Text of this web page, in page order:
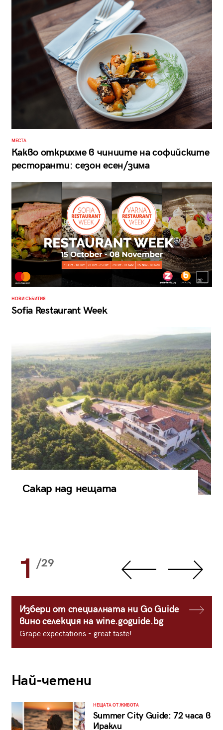
МЕСТА
Какво открихме в чиниите на софийските
ресторанти: сезон есен/зима
НОВИ СЪБИТИЯ
Sofia Restaurant Week
Сакар над нещата
1 /29
Избери от специалната ни Go Guide
вино селекция на wine.goguide.bg
Grape expectations - great taste!
Най-четени
НЕЩАТА ОТ ЖИВОТА
Summer City Guide: 72 часа в
Иракли